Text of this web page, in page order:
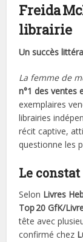
Freida
librairie
Un succès
La femme de
n°1 des ventes
exemplaires
librairies
récit captive,
questionne les
Le
Selon Livres
Top 20 GfK/
tête avec
confirmé chez